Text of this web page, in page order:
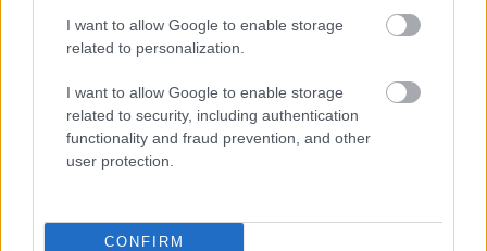
I want to allow Google to enable storage
related to personalization.
I want to allow Google to enable storage
related to security, including authentication
functionality and fraud prevention, and other
user protection.
CONFIRM